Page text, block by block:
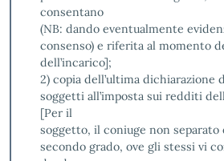
consentano
(NB: dando eventualmente
consenso) e riferita al momento
dell’incarico];
2) copia dell’ultima dichiarazione
soggetti all’imposta sui redditi
[Per il
soggetto, il coniuge non
secondo grado, ove gli stessi vi